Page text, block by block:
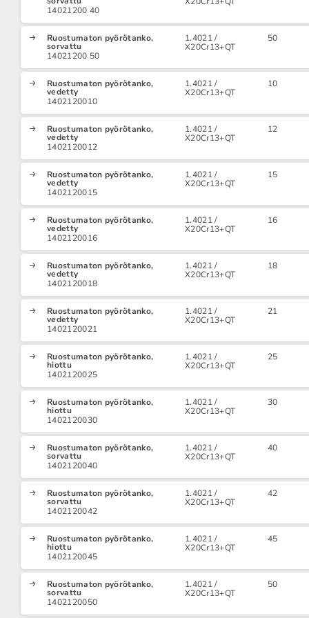
14021200 40
Ruostumaton pyörötanko,
sorvattu
14021200 50
1.4021 /
X20Cr13+QT
50
Ruostumaton pyörötanko,
vedetty
1402120010
1.4021 /
X20Cr13+QT
10
Ruostumaton pyörötanko,
vedetty
1402120012
1.4021 /
X20Cr13+QT
12
Ruostumaton pyörötanko,
vedetty
1402120015
1.4021 /
X20Cr13+QT
15
Ruostumaton pyörötanko,
vedetty
1402120016
1.4021 /
X20Cr13+QT
16
Ruostumaton pyörötanko,
vedetty
1402120018
1.4021 /
X20Cr13+QT
18
Ruostumaton pyörötanko,
vedetty
1402120021
1.4021 /
X20Cr13+QT
21
Ruostumaton pyörötanko,
hiottu
1402120025
1.4021 /
X20Cr13+QT
25
Ruostumaton pyörötanko,
hiottu
1402120030
1.4021 /
X20Cr13+QT
30
Ruostumaton pyörötanko,
sorvattu
1402120040
1.4021 /
X20Cr13+QT
40
Ruostumaton pyörötanko,
sorvattu
1402120042
1.4021 /
X20Cr13+QT
42
Ruostumaton pyörötanko,
hiottu
1402120045
1.4021 /
X20Cr13+QT
45
Ruostumaton pyörötanko,
sorvattu
1402120050
1.4021 /
X20Cr13+QT
50